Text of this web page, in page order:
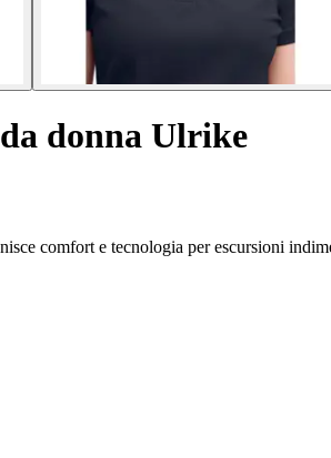
donna Ulrike
comfort e tecnologia per escursioni